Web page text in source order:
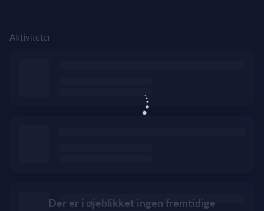
Aktiviteter
Der er i øjeblikket ingen fremtidige